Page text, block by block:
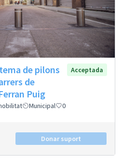
de pilons
de
Puig
Acceptada
Municipal 0
Donar suport